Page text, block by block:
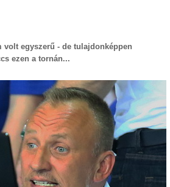
volt egyszerű - de tulajdonképpen
ezen a tornán...